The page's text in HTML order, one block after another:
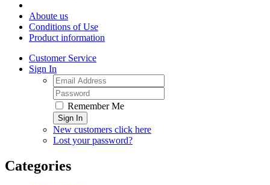
Aboute us
Conditions of Use
Product information
Customer Service
Sign In
Remember Me
Sign In
New customers click here
Lost your password?
Categories